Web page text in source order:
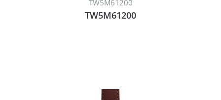
TW5M61200
TW5M61200